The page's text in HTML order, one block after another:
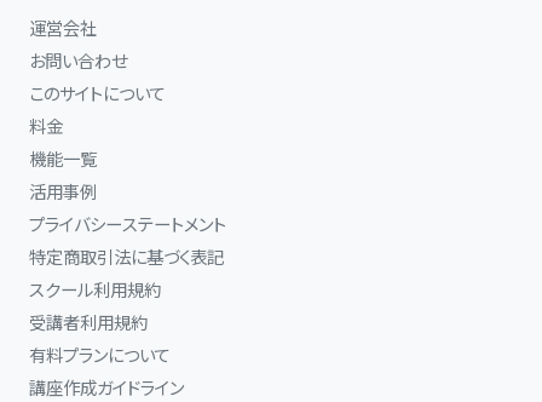
運営会社
お問い合わせ
このサイトについて
料金
機能一覧
活用事例
プライバシーステートメント
特定商取引法に基づく表記
スクール利用規約
受講者利用規約
有料プランについて
講座作成ガイドライン